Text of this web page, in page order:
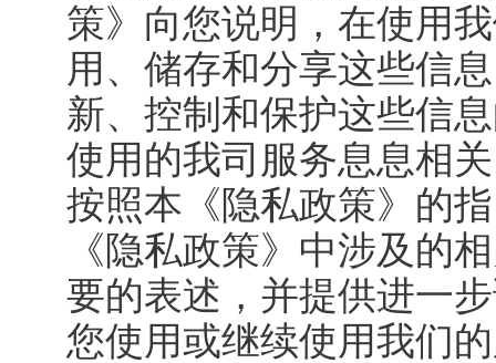
策》向您说明，在使用
用、储存和分享这些信
新、控制和保护这些信
使用的我司服务息息相
按照本《隐私政策》的
《隐私政策》中涉及的
要的表述，并提供进一
您使用或继续使用我们